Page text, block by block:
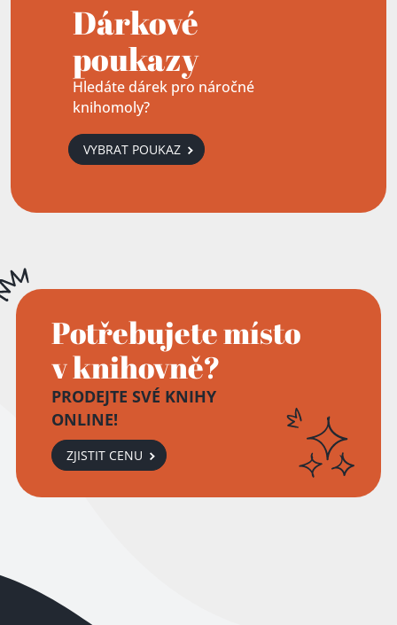
Dárkové
poukazy
Hledáte dárek pro náročné
knihomoly?
VYBRAT POUKAZ
Potřebujete místo
v knihovně?
PRODEJTE SVÉ KNIHY
ONLINE!
ZJISTIT CENU